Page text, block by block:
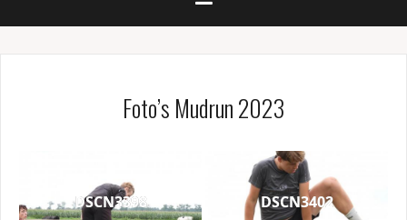
Foto’s Mudrun 2023
DSCN3398 DSCN3402